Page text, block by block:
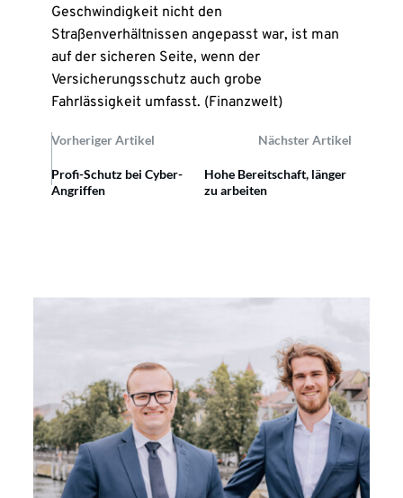
Geschwindigkeit nicht den
Straßenverhältnissen angepasst war, ist man
auf der sicheren Seite, wenn der
Versicherungsschutz auch grobe
Fahrlässigkeit umfasst. (Finanzwelt)
Vorheriger Artikel Nächster Artikel
Profi-Schutz bei Cyber-
Angriffen
Hohe Bereitschaft, länger
zu arbeiten